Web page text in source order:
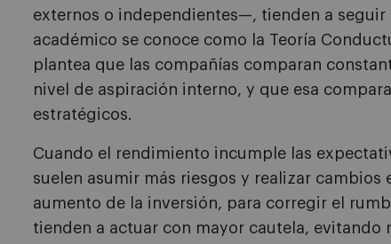
externos o independientes—, tienden a seguir
académico se conoce como la Teoría
plantea que las compañías comparan
nivel de aspiración interno, y que esa
estratégicos.
Cuando el rendimiento incumple las
suelen asumir más riesgos y realizar
aumento de la inversión, para corregir el
tienden a actuar con mayor cautela, evitando